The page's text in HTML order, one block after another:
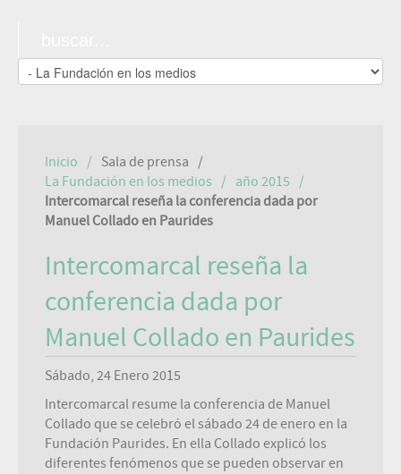
Inicio
Sala de prensa
La Fundación en los medios
año 2015
Intercomarcal reseña la conferencia dada por
Manuel Collado en Paurides
Intercomarcal reseña la
conferencia dada por
Manuel Collado en Paurides
Sábado, 24 Enero 2015
Intercomarcal resume la conferencia de Manuel
Collado que se celebró el sábado 24 de enero en la
Fundación Paurides. En ella Collado explicó los
diferentes fenómenos que se pueden observar en